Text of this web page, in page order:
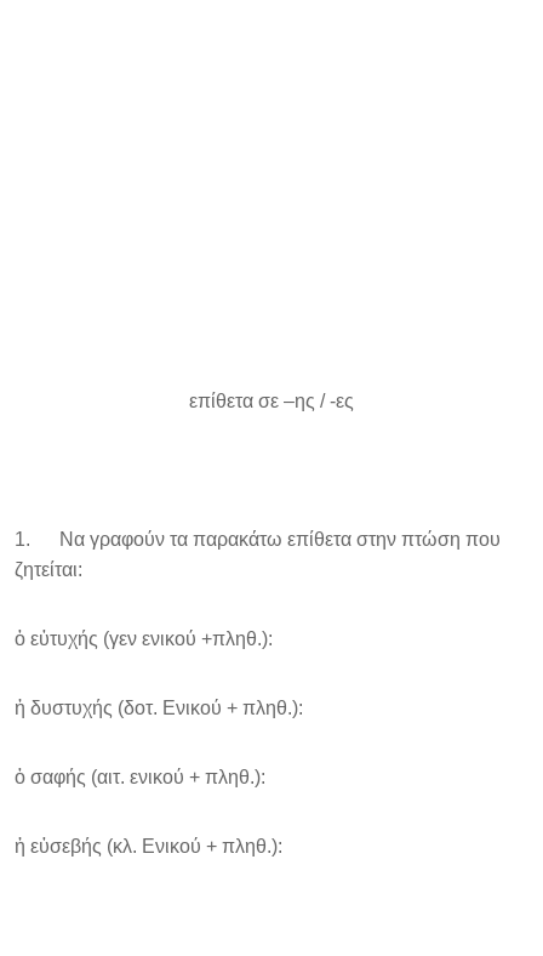
επίθετα σε –ης / -ες
1. Να γραφούν τα παρακάτω επίθετα στην πτώση που
ζητείται:
ὁ εὐτυχής (γεν ενικού +πληθ.):
ἡ δυστυχής (δοτ. Ενικού + πληθ.):
ὁ σαφής (αιτ. ενικού + πληθ.):
ἡ εὐσεβής (κλ. Ενικού + πληθ.):